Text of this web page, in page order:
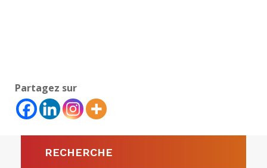
Partagez sur
RECHERCHE